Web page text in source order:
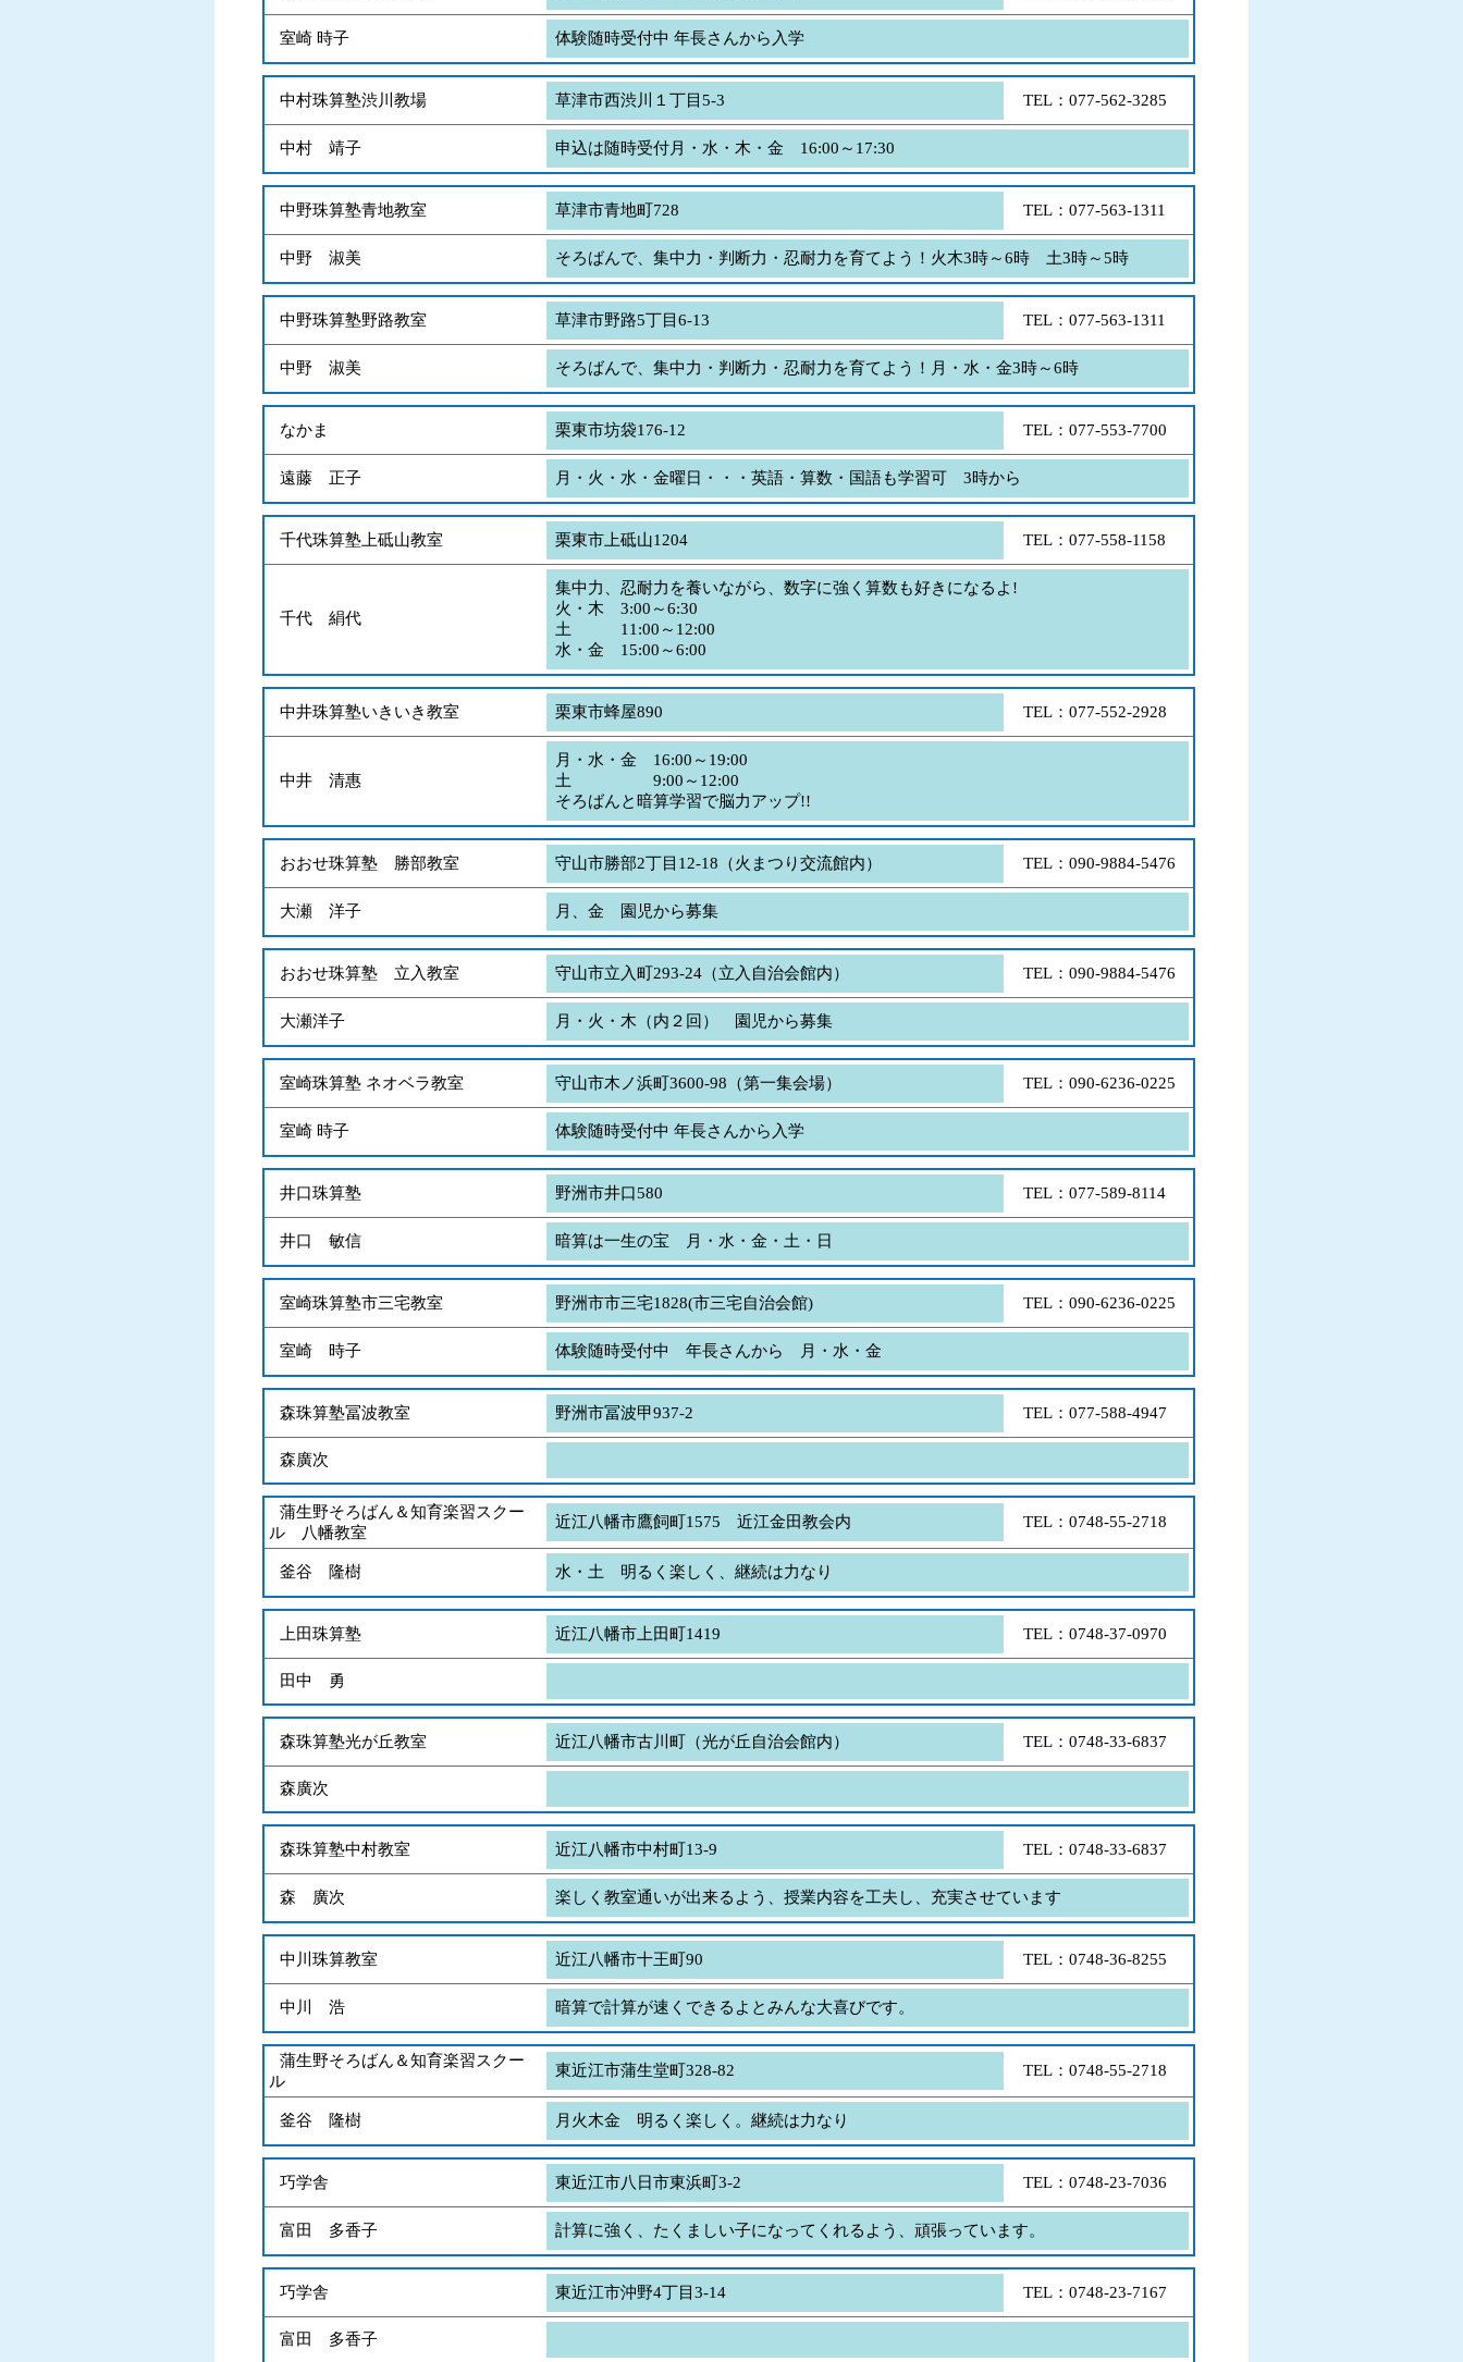
室崎 時子 体験随時受付中 年長さんから入学
中村珠算塾渋川教場 草津市西渋川１丁目5-3 TEL：077-562-3285
中村 靖子 申込は随時受付月・水・木・金 16:00～17:30
中野珠算塾青地教室 草津市青地町728 TEL：077-563-1311
中野 淑美 そろばんで、集中力・判断力・忍耐力を育てよう！火木3時～6時 土3時～5時
中野珠算塾野路教室 草津市野路5丁目6-13 TEL：077-563-1311
中野 淑美 そろばんで、集中力・判断力・忍耐力を育てよう！月・水・金3時～6時
なかま 栗東市坊袋176-12 TEL：077-553-7700
遠藤 正子 月・火・水・金曜日・・・英語・算数・国語も学習可 3時から
千代珠算塾上砥山教室 栗東市上砥山1204 TEL：077-558-1158
千代 絹代
集中力、忍耐力を養いながら、数字に強く算数も好きになるよ!
火・木 3:00～6:30
土 11:00～12:00
水・金 15:00～6:00
中井珠算塾いきいき教室 栗東市蜂屋890 TEL：077-552-2928
中井 清惠
月・水・金 16:00～19:00
土 9:00～12:00
そろばんと暗算学習で脳力アップ!!
おおせ珠算塾 勝部教室 守山市勝部2丁目12-18（火まつり交流館内） TEL：090-9884-5476
大瀬 洋子 月、金 園児から募集
おおせ珠算塾 立入教室 守山市立入町293-24（立入自治会館内） TEL：090-9884-5476
大瀬洋子 月・火・木（内２回） 園児から募集
室崎珠算塾 ネオベラ教室 守山市木ノ浜町3600-98（第一集会場） TEL：090-6236-0225
室崎 時子 体験随時受付中 年長さんから入学
井口珠算塾 野洲市井口580 TEL：077-589-8114
井口 敏信 暗算は一生の宝 月・水・金・土・日
室崎珠算塾市三宅教室 野洲市市三宅1828(市三宅自治会館) TEL：090-6236-0225
室崎 時子 体験随時受付中 年長さんから 月・水・金
森珠算塾冨波教室 野洲市冨波甲937-2 TEL：077-588-4947
森廣次
蒲生野そろばん＆知育楽習スクー
ル 八幡教室
近江八幡市鷹飼町1575 近江金田教会内 TEL：0748-55-2718
釜谷 隆樹 水・土 明るく楽しく、継続は力なり
上田珠算塾 近江八幡市上田町1419 TEL：0748-37-0970
田中 勇
森珠算塾光が丘教室 近江八幡市古川町（光が丘自治会館内） TEL：0748-33-6837
森廣次
森珠算塾中村教室 近江八幡市中村町13-9 TEL：0748-33-6837
森 廣次 楽しく教室通いが出来るよう、授業内容を工夫し、充実させています
中川珠算教室 近江八幡市十王町90 TEL：0748-36-8255
中川 浩 暗算で計算が速くできるよとみんな大喜びです。
蒲生野そろばん＆知育楽習スクー
ル
東近江市蒲生堂町328-82 TEL：0748-55-2718
釜谷 隆樹 月火木金 明るく楽しく。継続は力なり
巧学舎 東近江市八日市東浜町3-2 TEL：0748-23-7036
富田 多香子 計算に強く、たくましい子になってくれるよう、頑張っています。
巧学舎 東近江市沖野4丁目3-14 TEL：0748-23-7167
富田 多香子